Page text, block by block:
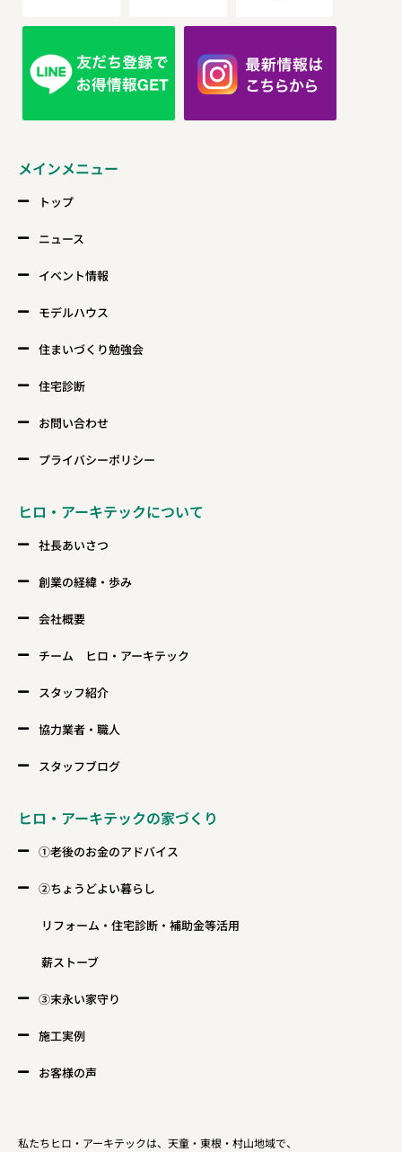
メインメニュー
トップ
ニュース
イベント情報
モデルハウス
住まいづくり勉強会
住宅診断
お問い合わせ
プライバシーポリシー
ヒロ・アーキテックについて
社長あいさつ
創業の経緯・歩み
会社概要
チーム ヒロ・アーキテック
スタッフ紹介
協力業者・職人
スタッフブログ
ヒロ・アーキテックの家づくり
①老後のお金のアドバイス
②ちょうどよい暮らし
リフォーム・住宅診断・補助金等活用
薪ストーブ
③末永い家守り
施工実例
お客様の声
私たちヒロ・アーキテックは、天童・東根・村山地域で、